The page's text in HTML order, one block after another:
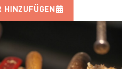
HINZUFÜGEN